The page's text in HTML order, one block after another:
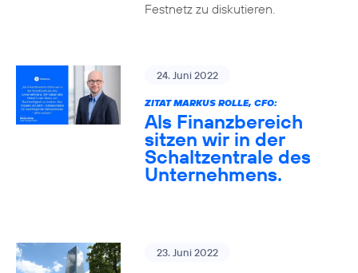
Festnetz zu diskutieren.
24. Juni 2022
ZITAT MARKUS ROLLE, CFO:
Als Finanzbereich
sitzen wir in der
Schaltzentrale des
Unternehmens.
23. Juni 2022